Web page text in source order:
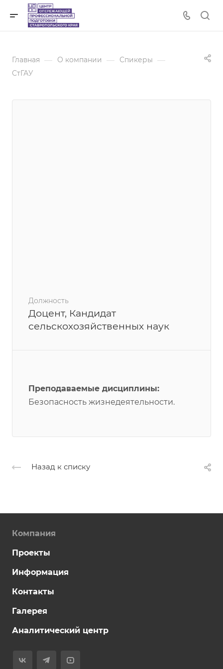
Главная — О компании — Спикеры —
СтГАУ
Должность
Доцент, Кандидат
сельскохозяйственных наук
Преподаваемые дисциплины:
Безопасность жизнедеятельности.
Назад к списку
Компания
Проекты
Информация
Контакты
Галерея
Аналитический центр